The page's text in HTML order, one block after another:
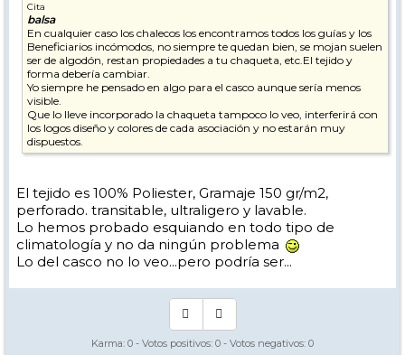
Cita
balsa
En cualquier caso los chalecos los encontramos todos los guías y los
Beneficiarios incómodos, no siempre te quedan bien, se mojan suelen
ser de algodón, restan propiedades a tu chaqueta, etc.El tejido y
forma debería cambiar.
Yo siempre he pensado en algo para el casco aunque sería menos
visible.
Que lo lleve incorporado la chaqueta tampoco lo veo, interferirá con
los logos diseño y colores de cada asociación y no estarán muy
dispuestos.
El tejido es 100% Poliester, Gramaje 150 gr/m2,
perforado. transitable, ultraligero y lavable.
Lo hemos probado esquiando en todo tipo de
climatología y no da ningún problema
Lo del casco no lo veo...pero podría ser...
Karma: 0 - Votos positivos: 0 - Votos negativos: 0